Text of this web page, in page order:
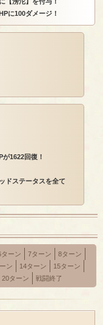
に100ダメージ！
1622回復！
ドステータスを全て
ターン 7ターン
8ターン
ン 14ターン
15ターン
20ターン 戦闘終了